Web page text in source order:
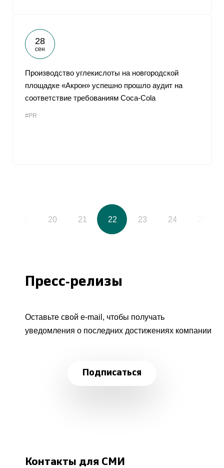
28
сен
Производство углекислоты на новгородской
площадке «Акрон» успешно прошло аудит на
соответствие требованиям Coca-Cola
#PR
20 21 22 23 24
Пресс-релизы
Оставьте свой e-mail, чтобы получать
уведомления о последних достижениях компании
Подписаться
Контакты для СМИ